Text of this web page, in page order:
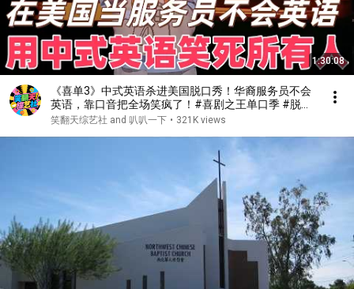
1:30:08
《喜单3》中式英语杀进美国脱口秀！华裔服务员不会
英语，靠口音把全场笑疯了！#喜剧之王单口季 #脱口
秀 #搞笑 #喜剧 #funny #综艺
笑翻天综艺社 and 叭叭一下 • 321K views